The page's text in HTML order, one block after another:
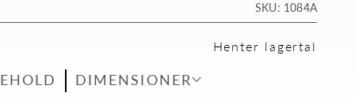
SKU: 1084A
Henter lagertal
DIMENSIONER